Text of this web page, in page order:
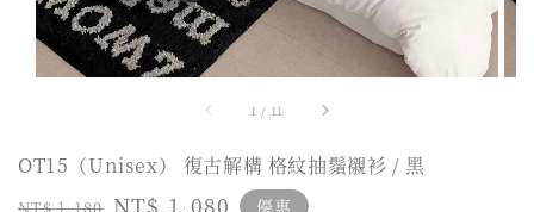
1 / 11
OT15（Unisex） 復古解構 格紋抽鬚襯衫 / 黑
Regular Sale
NT$ 1,080 優惠